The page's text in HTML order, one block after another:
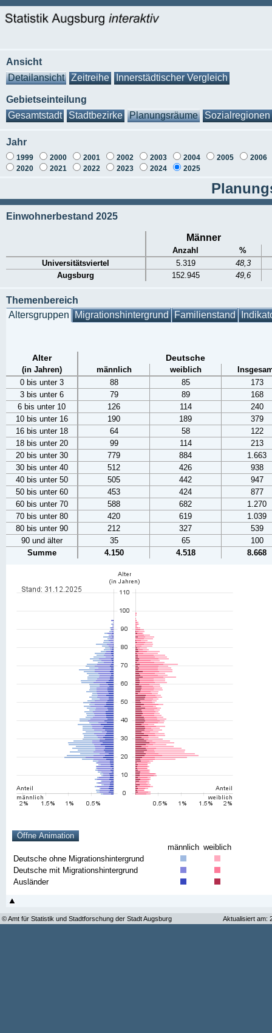
Ansicht
Detailansicht
Zeitreihe Innerstädtischer Vergleich
Gebietseinteilung
Gesamtstadt
Stadtbezirke Planungsräume Sozialregionen
Jahr
1999 2000 2001 2002 2003 2004 2005
2006
2020
2021 2022 2023 2024 2025
Einwohnerbestand 2025
Männer
Anzahl
%
Universitätsviertel
5.319
48,3
Augsburg
152.945 49,6
Themenbereich
Altersgruppen Migrationshintergrund Familienstand
Alter Deutsche
(in Jahren) männlich weiblich
0 bis unter 3
88 85
173
3 bis unter 6
79 89
168
6 bis unter 10
126 114
240
10 bis unter 16
190 189
379
16 bis unter 18
64 58
122
18 bis unter 20
99 114
213
20 bis unter 30
779 884
1.663
30 bis unter 40
512 426
938
40 bis unter 50
505 442
947
50 bis unter 60
453 424
877
60 bis unter 70
588 682
1.270
70 bis unter 80
420 619
1.039
80 bis unter 90
212 327
539
90 und älter
35 65
100
Summe
4.150 4.518 8.668
männlich weiblich
Deutsche ohne Migrationshintergrund
Deutsche mit Migrationshintergrund
Ausländer
© Amt für Statistik und Stadtforschung der Stadt Augsburg Aktualisiert am: